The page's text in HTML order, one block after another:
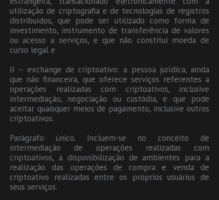
utilização de criptografia e de tecnologias de registros
distribuídos, que pode ser utilizado como forma de
investimento, instrumento de transferência de valores
ou acesso a serviços, e que não constitui moeda de
curso legal e
II – exchange de criptoativo: a pessoa jurídica, ainda
que não financeira, que oferece serviços referentes a
operações realizadas com criptoativos, inclusive
intermediação, negociação ou custódia, e que pode
aceitar quaisquer meios de pagamento, inclusive outros
criptoativos.
Parágrafo único. Incluem-se no conceito de
intermediação de operações realizadas com
criptoativos, a disponibilização de ambientes para a
realização das operações de compra e venda de
criptoativo realizadas entre os próprios usuários de
seus serviços.